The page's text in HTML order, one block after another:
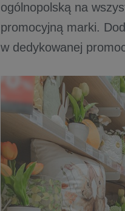
ogólnopolską na
promocyjną marki.
w dedykowanej